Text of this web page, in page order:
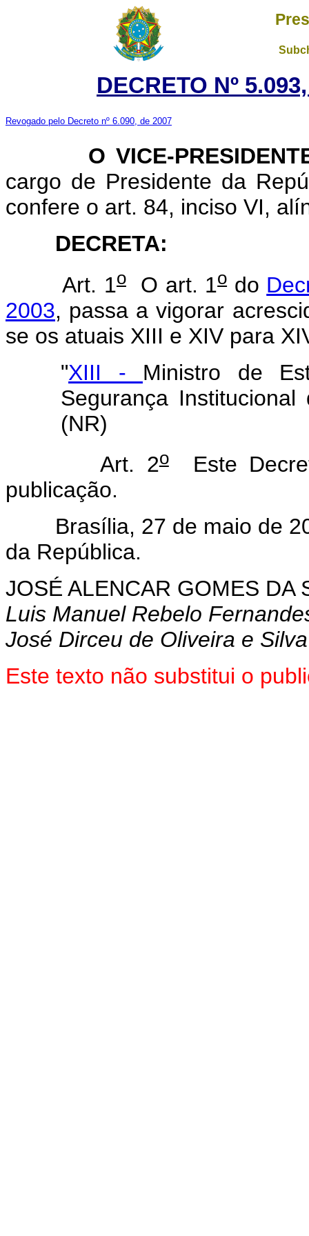
DECRETO Nº
Revogado pelo Decreto nº 6.090, de 2007
O VICE-PRESIDENTE
cargo de Presidente da
confere o art. 84, inciso VI,
DECRETA:
Art. 1oO art. 1odo
2003, passa a vigorar
se os atuais XIII e XIV para
"XIII - Ministro de
Segurança
(NR)
Art. 2oEste
publicação.
Brasília, 27 de maio de
da República.
JOSÉ ALENCAR GOMES DA
Luis Manuel Rebelo
José Dirceu de Oliveira e Silva
Este texto não substitui o